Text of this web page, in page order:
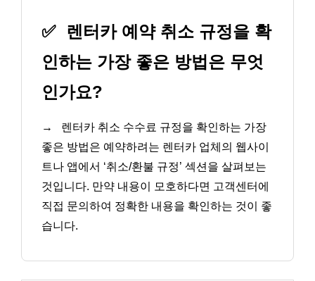
✅
렌터카 예약 취소 규정을 확
인하는 가장 좋은 방법은 무엇
인가요?
→
렌터카 취소 수수료 규정을 확인하는 가장
좋은 방법은 예약하려는 렌터카 업체의 웹사이
트나 앱에서 ‘취소/환불 규정’ 섹션을 살펴보는
것입니다. 만약 내용이 모호하다면 고객센터에
직접 문의하여 정확한 내용을 확인하는 것이 좋
습니다.